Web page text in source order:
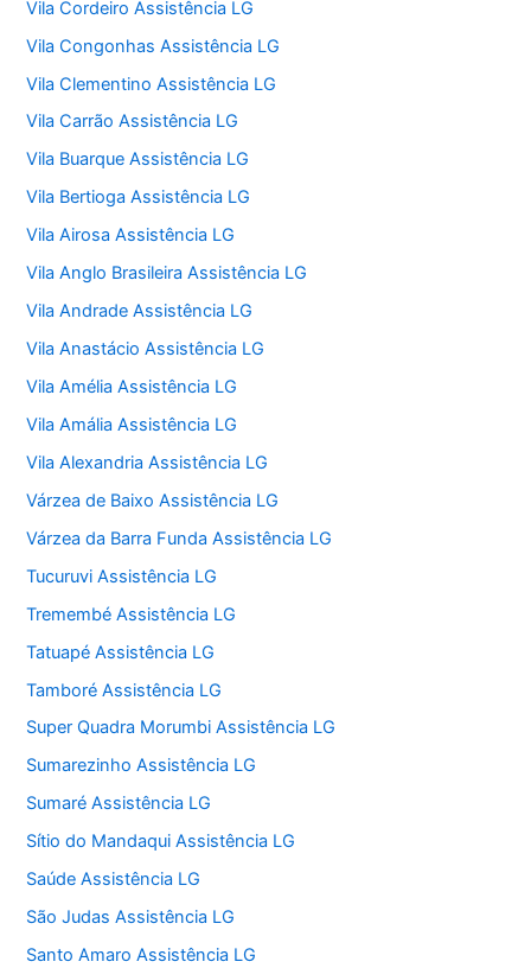
Vila Cordeiro Assistência LG
Vila Congonhas Assistência LG
Vila Clementino Assistência LG
Vila Carrão Assistência LG
Vila Buarque Assistência LG
Vila Bertioga Assistência LG
Vila Airosa Assistência LG
Vila Anglo Brasileira Assistência LG
Vila Andrade Assistência LG
Vila Anastácio Assistência LG
Vila Amélia Assistência LG
Vila Amália Assistência LG
Vila Alexandria Assistência LG
Várzea de Baixo Assistência LG
Várzea da Barra Funda Assistência LG
Tucuruvi Assistência LG
Tremembé Assistência LG
Tatuapé Assistência LG
Tamboré Assistência LG
Super Quadra Morumbi Assistência LG
Sumarezinho Assistência LG
Sumaré Assistência LG
Sítio do Mandaqui Assistência LG
Saúde Assistência LG
São Judas Assistência LG
Santo Amaro Assistência LG